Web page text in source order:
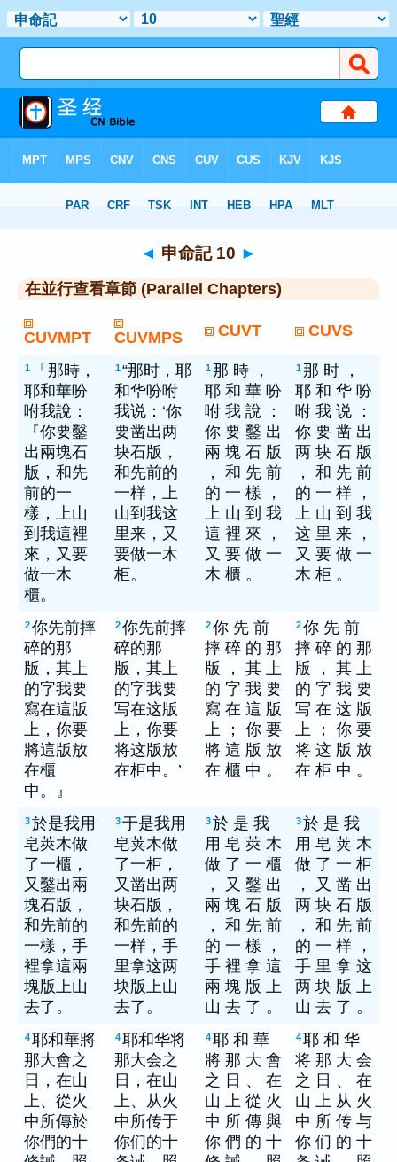
◄ 申命記 10 ►
在並行查看章節 (Parallel Chapters)
CUVMPT CUVMPS CUVT CUVS
1
「那時，
耶和華吩
咐我說：
『你要鑿
出兩塊石
版，和先
前的一
樣，上山
到我這裡
來，又要
做一木
櫃。
1“那时，耶
和华吩咐
我说：‘你
要凿出两
块石版，
和先前的
一样，上
山到我这
里来，又
要做一木
柜。
1那 時 ，
耶 和 華 吩
咐 我 說 ：
你 要 鑿 出
兩 塊 石 版
， 和 先 前
的 一 樣 ，
上 山 到 我
這 裡 來 ，
又 要 做 一
木 櫃 。
1那 时 ，
耶 和 华 吩
咐 我 说 ：
你 要 凿 出
两 块 石 版
， 和 先 前
的 一 样 ，
上 山 到 我
这 里 来 ，
又 要 做 一
木 柜 。
2你先前摔
碎的那
版，其上
的字我要
寫在這版
上，你要
將這版放
在櫃
中。』
2你先前摔
碎的那
版，其上
的字我要
写在这版
上，你要
将这版放
在柜中。’
2你 先 前
摔 碎 的 那
版 ， 其 上
的 字 我 要
寫 在 這 版
上 ； 你 要
將 這 版 放
在 櫃 中 。
2你 先 前
摔 碎 的 那
版 ， 其 上
的 字 我 要
写 在 这 版
上 ； 你 要
将 这 版 放
在 柜 中 。
3於是我用
皂莢木做
了一櫃，
又鑿出兩
塊石版，
和先前的
一樣，手
裡拿這兩
塊版上山
去了。
3于是我用
皂荚木做
了一柜，
又凿出两
块石版，
和先前的
一样，手
里拿这两
块版上山
去了。
3於 是 我
用 皂 莢 木
做 了 一 櫃
， 又 鑿 出
兩 塊 石 版
， 和 先 前
的 一 樣 ，
手 裡 拿 這
兩 塊 版 上
山 去 了 。
3於 是 我
用 皂 荚 木
做 了 一 柜
， 又 凿 出
两 块 石 版
， 和 先 前
的 一 样 ，
手 里 拿 这
两 块 版 上
山 去 了 。
4耶和華將
那大會之
日，在山
上、從火
中所傳於
你們的十
4耶和华将
那大会之
日，在山
上、从火
中所传于
你们的十
4耶 和 華
將 那 大 會
之 日 、 在
山 上 從 火
中 所 傳 與
你 們 的 十
4耶 和 华
将 那 大 会
之 日 、 在
山 上 从 火
中 所 传 与
你 们 的 十